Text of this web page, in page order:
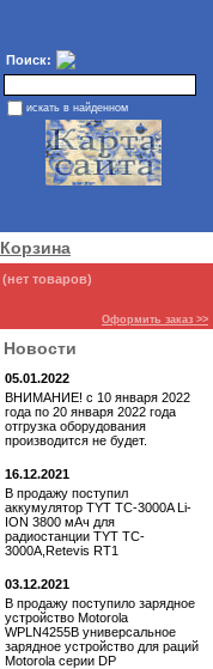
Поиск:
искать в найденном
Корзина
(нет товаров)
Оформить заказ >>
Новости
05.01.2022
ВНИМАНИЕ! с 10 января 2022
года по 20 января 2022 года
отгрузка оборудования
производится не будет.
16.12.2021
В продажу поступил
аккумулятор TYT TC-3000A Li-
ION 3800 мАч для
радиостанции TYT TC-
3000A,Retevis RT1
03.12.2021
В продажу поступило зарядное
устройство Motorola
WPLN4255B универсальное
зарядное устройство для раций
Motorola серии DP